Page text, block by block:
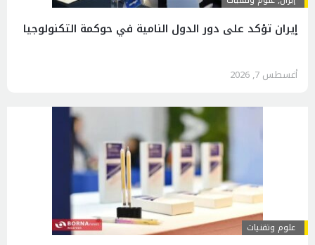
إيران تؤكد على دور الدول النامية في حوكمة التكنولوجيا
أغسطس 7, 2026
علوم وتقنيات